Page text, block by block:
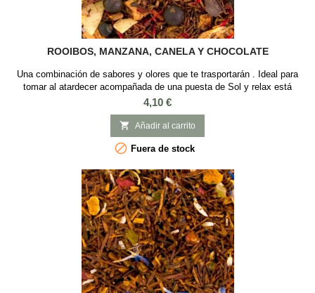
ROOIBOS, MANZANA, CANELA Y CHOCOLATE
Una combinación de sabores y olores que te trasportarán . Ideal para
tomar al atardecer acompañada de una puesta de Sol y relax está
servido. SABOR: Manzana, Canela y Chocolate INGREDIENTES:
Rooibos, trozos de chocolate, chispas de coco tostado, flores de
granada, canela, aroma natural, manzana, bayas de enebro y flores de
cártamo.
Precio
4,10 €
 Añadir al carrito
 Fuera de stock